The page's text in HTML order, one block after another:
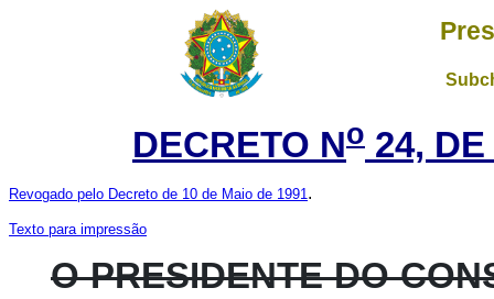
DECRETO No 24,
Revogado pelo Decreto de 10 de Maio de 1991 .
Texto para impressão
O PRESIDENTE DO